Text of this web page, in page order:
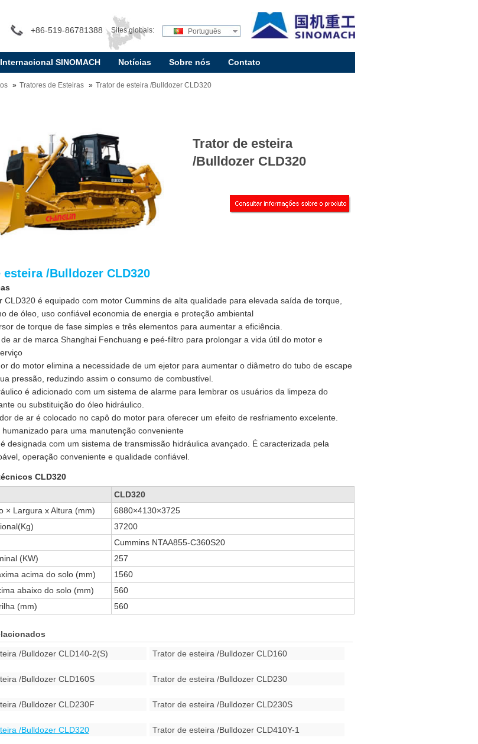
+86-519-86781388 Sites globais: Português
Internacional SINOMACH Notícias Sobre nós Contato
Tratores de Esteiras Trator de esteira /Bulldozer CLD320
Trator de esteira
/Bulldozer CLD320
esteira /Bulldozer CLD320
CLD320 é equipado com motor Cummins de alta qualidade para elevada saída de torque,
de óleo, uso confiável economia de energia e proteção ambiental
de torque de fase simples e três elementos para aumentar a eficiência.
ar de marca Shanghai Fenchuang e peé-filtro para prolongar a vida útil do motor e
do motor elimina a necessidade de um ejetor para aumentar o diâmetro do tubo de escape
pressão, reduzindo assim o consumo de combustível.
é adicionado com um sistema de alarme para lembrar os usuários da limpeza do
ou substituição do óleo hidráulico.
de ar é colocado no capô do motor para oferecer um efeito de resfriamento excelente.
para uma manutenção conveniente
designada com um sistema de transmissão hidráulica avançado. É caracterizada pela
operação conveniente e qualidade confiável.
CLD320
CLD320
× Largura x Altura (mm)
6880×4130×3725
37200
Cummins NTAA855-C360S20
(KW)
257
acima do solo (mm)
1560
abaixo do solo (mm)
560
(mm)
560
/Bulldozer CLD140-2(S) Trator de esteira /Bulldozer CLD160
/Bulldozer CLD160S Trator de esteira /Bulldozer CLD230
/Bulldozer CLD230F Trator de esteira /Bulldozer CLD230S
/Bulldozer CLD320 Trator de esteira /Bulldozer CLD410Y-1